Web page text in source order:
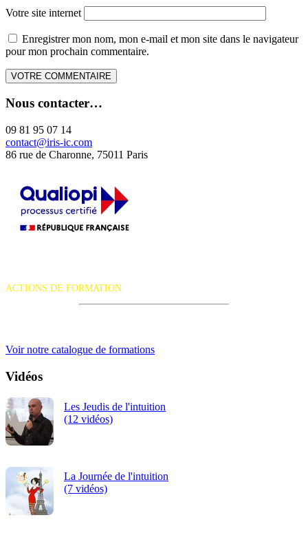
Votre site internet
Enregistrer mon nom, mon e-mail et mon site dans le navigateur
pour mon prochain commentaire.
Nous contacter…
09 81 95 07 14
contact@iris-ic.com
86 rue de Charonne, 75011 Paris
ACTIONS DE FORMATION
Voir notre catalogue de formations
Vidéos
Les Jeudis de l'intuition
(12 vidéos)
La Journée de l'intuition
(7 vidéos)